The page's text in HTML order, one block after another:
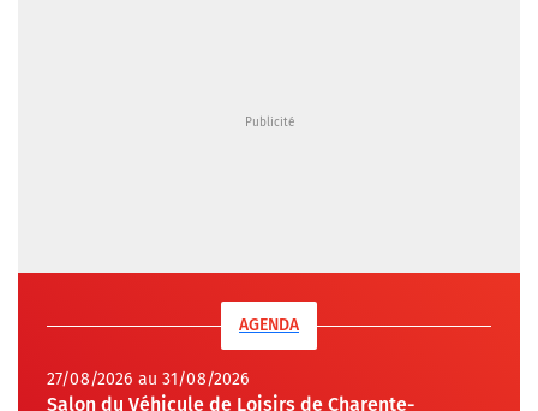
AGENDA
27/08/2026 au 31/08/2026
Salon du Véhicule de Loisirs de Charente-